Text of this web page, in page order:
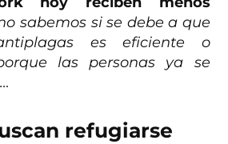
sabemos si se debe a que
es eficiente o
las personas ya se
refugiarse